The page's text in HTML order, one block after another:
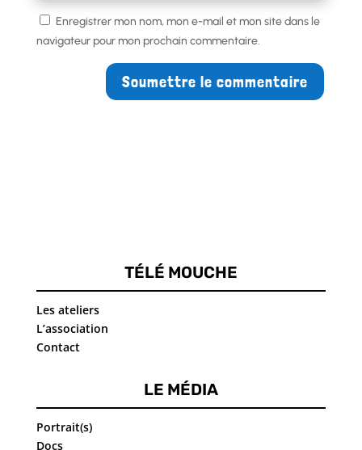
Enregistrer mon nom, mon e-mail et mon site dans le
navigateur pour mon prochain commentaire.
Soumettre le commentaire
TÉLÉ MOUCHE
Les ateliers
L’association
Contact
LE MÉDIA
Portrait(s)
Docs